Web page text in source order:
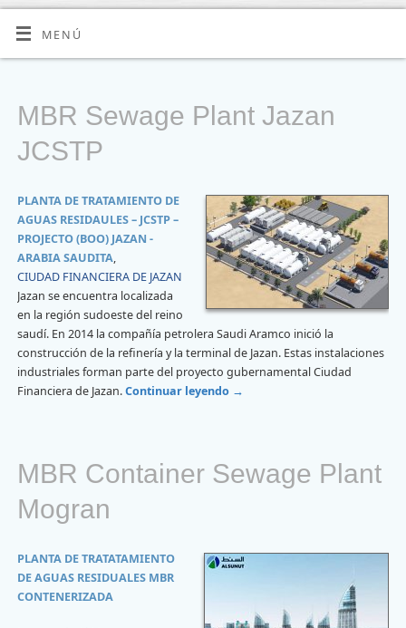
MENÚ
MBR Sewage Plant Jazan
JCSTP
PLANTA DE TRATAMIENTO DE
AGUAS RESIDAULES – JCSTP –
PROJECTO (BOO) JAZAN -
ARABIA SAUDITA,
CIUDAD FINANCIERA DE JAZAN
Jazan se encuentra localizada
en la región sudoeste del reino
saudí. En 2014 la compañía petrolera Saudi Aramco inició la
construcción de la refinería y la terminal de Jazan. Estas instalaciones
industriales forman parte del proyecto gubernamental Ciudad
Financiera de Jazan.Continuar leyendo →
MBR Container Sewage Plant
Mogran
PLANTA DE TRATATAMIENTO
DE AGUAS RESIDUALES MBR
CONTENERIZADA